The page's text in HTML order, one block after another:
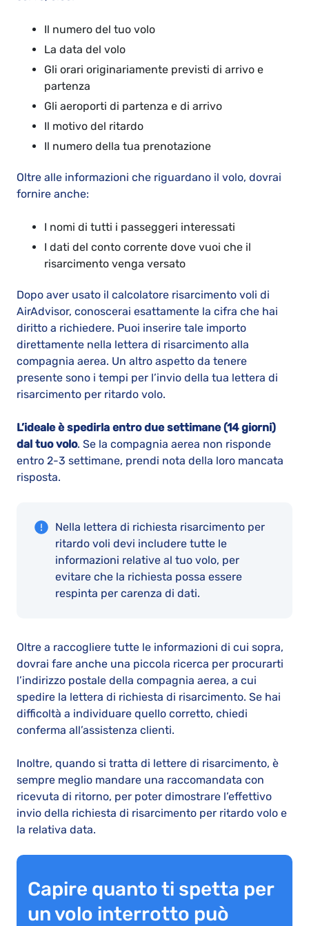
Il numero del tuo volo
La data del volo
Gli orari originariamente previsti di arrivo e
partenza
Gli aeroporti di partenza e di arrivo
Il motivo del ritardo
Il numero della tua prenotazione
Oltre alle informazioni che riguardano il volo, dovrai
fornire anche:
I nomi di tutti i passeggeri interessati
I dati del conto corrente dove vuoi che il
risarcimento venga versato
Dopo aver usato il calcolatore risarcimento voli di
AirAdvisor, conoscerai esattamente la cifra che hai
diritto a richiedere. Puoi inserire tale importo
direttamente nella lettera di risarcimento alla
compagnia aerea. Un altro aspetto da tenere
presente sono i tempi per l’invio della tua lettera di
risarcimento per ritardo volo.
L’ideale è spedirla entro due settimane (14 giorni)
dal tuo volo. Se la compagnia aerea non risponde
entro 2-3 settimane, prendi nota della loro mancata
risposta.
Nella lettera di richiesta risarcimento per
ritardo voli devi includere tutte le
informazioni relative al tuo volo, per
evitare che la richiesta possa essere
respinta per carenza di dati.
Oltre a raccogliere tutte le informazioni di cui sopra,
dovrai fare anche una piccola ricerca per procurarti
l’indirizzo postale della compagnia aerea, a cui
spedire la lettera di richiesta di risarcimento. Se hai
difficoltà a individuare quello corretto, chiedi
conferma all’assistenza clienti.
Inoltre, quando si tratta di lettere di risarcimento, è
sempre meglio mandare una raccomandata con
ricevuta di ritorno, per poter dimostrare l’effettivo
invio della richiesta di risarcimento per ritardo volo e
la relativa data.
Capire quanto ti spetta per
un volo interrotto può